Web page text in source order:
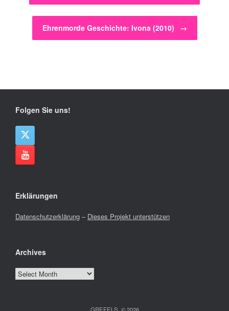
Ehrenmorde Geschichte: Ivona (2010) →
Folgen Sie uns!
Erklärungen
Datenschutzerklärung – Dieses Projekt unterstützen
Archives
Archives